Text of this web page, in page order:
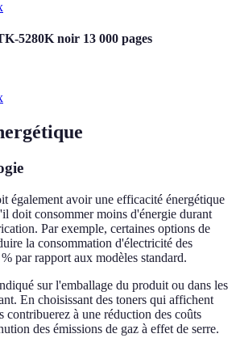
5280K noir 13 000 pages
également avoir une efficacité énergétique
doit consommer moins d'énergie durant
Par exemple, certaines options de
la consommation d'électricité des
par rapport aux modèles standard.
sur l'emballage du produit ou dans les
En choisissant des toners qui affichent
contribuerez à une réduction des coûts
des émissions de gaz à effet de serre.